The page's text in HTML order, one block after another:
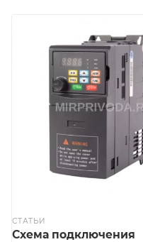
СТАТЬИ
Схема подключения